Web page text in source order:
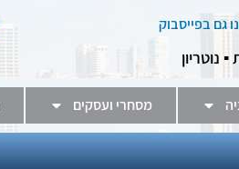
גם בפייסבוק
נוטריון
מסחרי ועסקים